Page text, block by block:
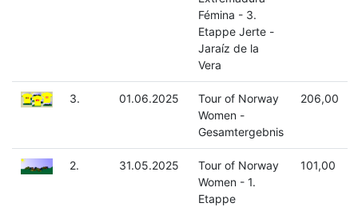
Fémina - 3.
Etappe Jerte -
Jaraíz de la
Vera
3. 01.06.2025
Tour of Norway
Women -
Gesamtergebnis
206,00
2. 31.05.2025
Tour of Norway
Women - 1.
Etappe
101,00